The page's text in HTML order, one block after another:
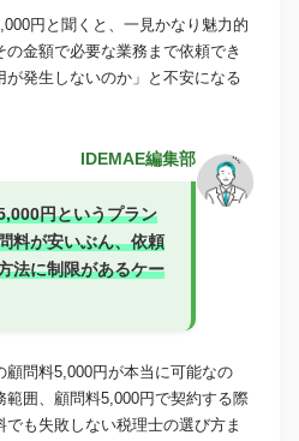
円と聞くと、一見かなり魅力的
金額で必要な業務まで依頼でき
発生しないのか」と不安になる
IDEMAE編集部
円というプラン
料が安いぶん、依頼
法に制限があるケー
顧問料5,000円が本当に可能なの
囲、顧問料5,000円で契約する際
も失敗しない税理士の選び方ま